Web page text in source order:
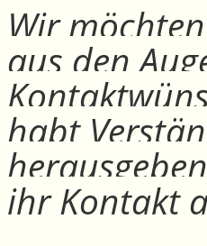
Wir
aus den
habt
ihr Kontakt